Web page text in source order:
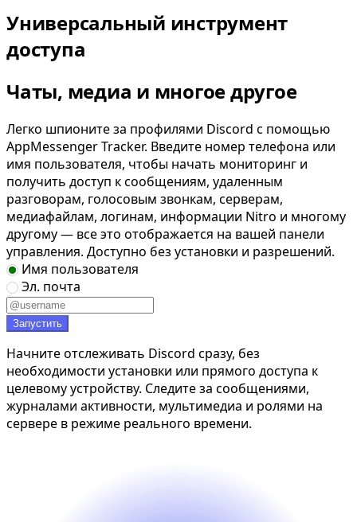
Универсальный инструмент
доступа
Чаты, медиа и многое другое
Легко шпионите за профилями Discord с помощью
AppMessenger Tracker. Введите номер телефона или
имя пользователя, чтобы начать мониторинг и
получить доступ к сообщениям, удаленным
разговорам, голосовым звонкам, серверам,
медиафайлам, логинам, информации Nitro и многому
другому — все это отображается на вашей панели
управления. Доступно без установки и разрешений.
Имя пользователя
Эл. почта
Запустить
Начните отслеживать Discord сразу, без
необходимости установки или прямого доступа к
целевому устройству. Следите за сообщениями,
журналами активности, мультимедиа и ролями на
сервере в режиме реального времени.